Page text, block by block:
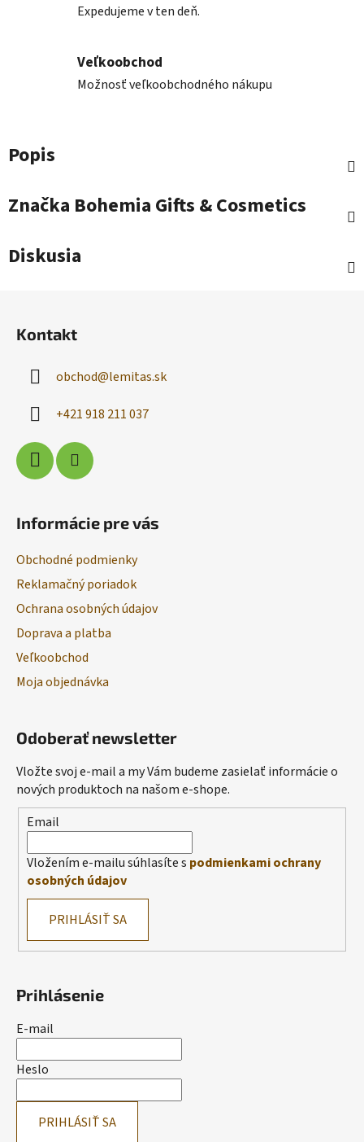
Expedujeme v ten deň.
Veľkoobchod
Možnosť veľkoobchodného nákupu
Popis
Značka Bohemia Gifts & Cosmetics
Diskusia
Kontakt
obchod@lemitas.sk
+421 918 211 037
Informácie pre vás
Obchodné podmienky
Reklamačný poriadok
Ochrana osobných údajov
Doprava a platba
Veľkoobchod
Moja objednávka
Odoberať newsletter
Vložte svoj e-mail a my Vám budeme zasielať informácie o
nových produktoch na našom e-shope.
Email
Vložením e-mailu súhlasíte s podmienkami ochrany
osobných údajov
PRIHLÁSIŤ SA
Prihlásenie
E-mail
Heslo
PRIHLÁSIŤ SA